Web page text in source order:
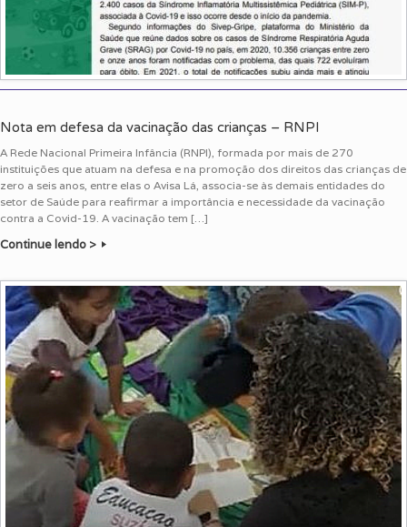
Nota em defesa da vacinação das crianças – RNPI
A Rede Nacional Primeira Infância (RNPI), formada por mais de 270
instituições que atuam na defesa e na promoção dos direitos das crianças de
zero a seis anos, entre elas o Avisa Lá, associa-se às demais entidades do
setor de Saúde para reafirmar a importância e necessidade da vacinação
contra a Covid-19. A vacinação tem […]
Continue lendo >